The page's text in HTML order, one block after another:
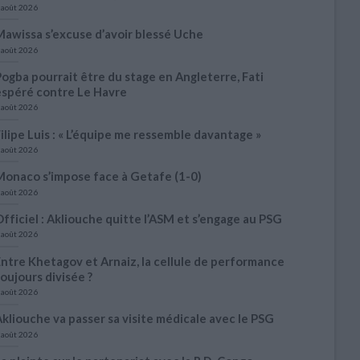
août 2026
s’excuse d’avoir blessé Uche
août 2026
pourrait être du stage en Angleterre, Fati
contre Le Havre
août 2026
Luis : « L’équipe me ressemble davantage »
août 2026
s’impose face à Getafe (1-0)
août 2026
: Akliouche quitte l’ASM et s’engage au PSG
août 2026
Khetagov et Arnaiz, la cellule de performance
divisée ?
août 2026
va passer sa visite médicale avec le PSG
août 2026